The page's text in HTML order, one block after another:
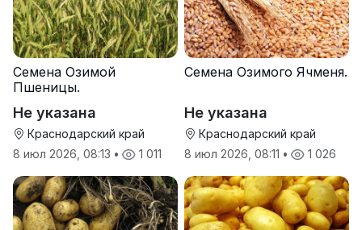
Семена Озимой
Пшеницы.
Не указана
Краснодарский край
8 июл 2026, 08:13 • 1 011
Семена Озимого Ячменя.
Не указана
Краснодарский край
8 июл 2026, 08:11 • 1 026